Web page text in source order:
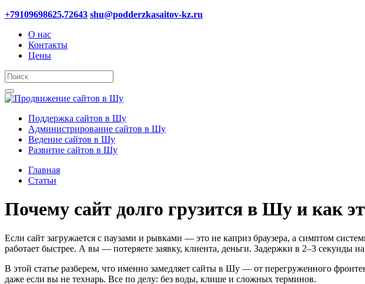
+79109698625,72643 shu@podderzkasaitov-kz.ru
О нас
Контакты
Цены
Поддержка сайтов в Шу
Администрирование сайтов в Шу
Ведение сайтов в Шу
Развитие сайтов в Шу
Главная
Статьи
Почему сайт долго грузится в Шу и как
Если сайт загружается с паузами и рывками — это не каприз браузера, а симптом
работает быстрее. А вы — потеряете заявку, клиента, деньги. Задержки в 2–3
В этой статье разберем, что именно замедляет сайты в Шу — от перегруженного
даже если вы не технарь. Все по делу: без воды, клише и сложных терминов.